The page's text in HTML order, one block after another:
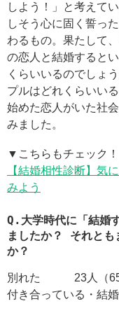
しよう！」と考えて
しそう心に固く誓っ
わるもの。果たして
の恋人と結婚すると
くらいいるのでしょ
プルはどれくらいい
始めた恋人がいた社
みました。
▼こちらもチェック！
【結婚相性診断】気
みよう
Q.大学時代に「結婚
ましたか？ それとも
か？
別れた 23人（
付き合っている・